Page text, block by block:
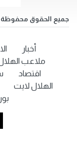
جميع الحقوق محفوظة
أخبار
ملاعب
اقتصاد
الهلال لايت